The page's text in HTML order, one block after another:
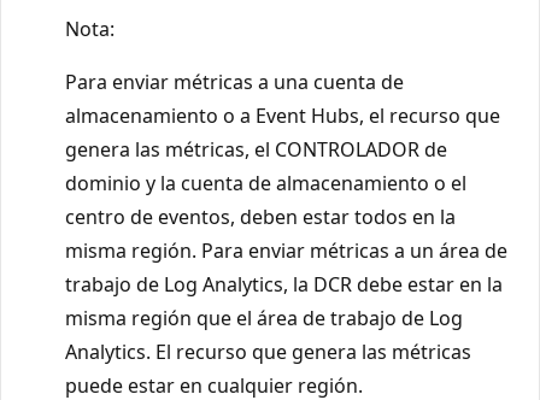
Nota:
Para enviar métricas a una cuenta de
almacenamiento o a Event Hubs, el recurso que
genera las métricas, el CONTROLADOR de
dominio y la cuenta de almacenamiento o el
centro de eventos, deben estar todos en la
misma región. Para enviar métricas a un área de
trabajo de Log Analytics, la DCR debe estar en la
misma región que el área de trabajo de Log
Analytics. El recurso que genera las métricas
puede estar en cualquier región.